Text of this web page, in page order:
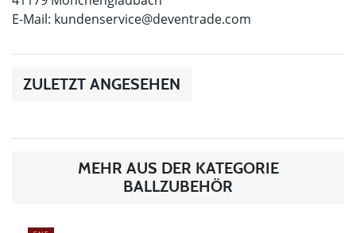
E-Mail: kundenservice@deventrade.com
ZULETZT ANGESEHEN
MEHR AUS DER KATEGORIE
BALLZUBEHÖR